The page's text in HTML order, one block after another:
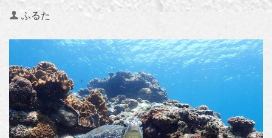
Author
ふるた